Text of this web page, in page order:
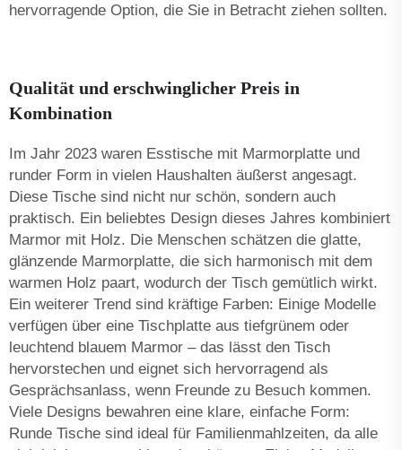
hervorragende Option, die Sie in Betracht ziehen sollten.
Qualität und erschwinglicher Preis in
Kombination
Im Jahr 2023 waren Esstische mit Marmorplatte und
runder Form in vielen Haushalten äußerst angesagt.
Diese Tische sind nicht nur schön, sondern auch
praktisch. Ein beliebtes Design dieses Jahres kombiniert
Marmor mit Holz. Die Menschen schätzen die glatte,
glänzende Marmorplatte, die sich harmonisch mit dem
warmen Holz paart, wodurch der Tisch gemütlich wirkt.
Ein weiterer Trend sind kräftige Farben: Einige Modelle
verfügen über eine Tischplatte aus tiefgrünem oder
leuchtend blauem Marmor – das lässt den Tisch
hervorstechen und eignet sich hervorragend als
Gesprächsanlass, wenn Freunde zu Besuch kommen.
Viele Designs bewahren eine klare, einfache Form:
Runde Tische sind ideal für Familienmahlzeiten, da alle